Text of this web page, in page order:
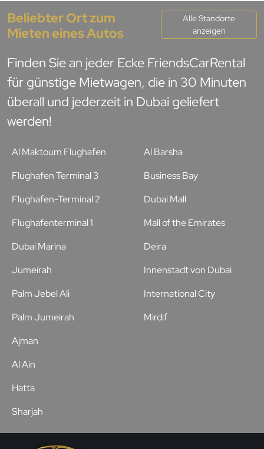
Beliebter Ort zum
Mieten eines Autos
Alle Standorte
anzeigen
Finden Sie an jeder Ecke FriendsCarRental
für günstige Mietwagen, die in 30 Minuten
überall und jederzeit in Dubai geliefert
werden!
Al Maktoum Flughafen
Flughafen Terminal 3
Flughafen-Terminal 2
Flughafenterminal 1
Al Barsha
Business Bay
Dubai Mall
Mall of the Emirates
Dubai Marina
Jumeirah
Palm Jebel Ali
Palm Jumeirah
Deira
Innenstadt von Dubai
International City
Mirdif
Ajman
Al Ain
Hatta
Sharjah